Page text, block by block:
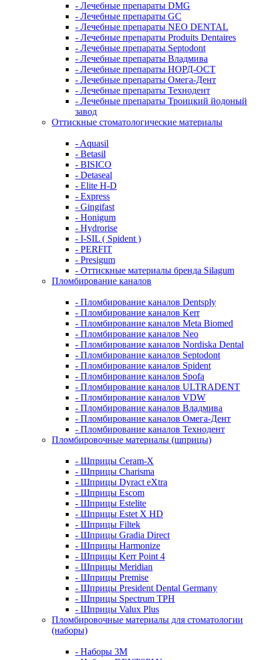
- Лечебные препараты DMG
- Лечебные препараты GC
- Лечебные препараты NEO DENTAL
- Лечебные препараты Produits Dentaires
- Лечебные препараты Septodont
- Лечебные препараты Владмива
- Лечебные препараты НОРД-ОСТ
- Лечебные препараты Омега-Дент
- Лечебные препараты Технодент
- Лечебные препараты Троицкий йодоный
завод
Оттискные стоматологические материалы
- Aquasil
- Betasil
- BISICO
- Detaseal
- Elite H-D
- Express
- Gingifast
- Honigum
- Hydrorise
- I-SIL ( Spident )
- PERFIT
- Presigum
- Оттискные материалы бренда Silagum
Пломбирование каналов
- Пломбирование каналов Dentsply
- Пломбирование каналов Kerr
- Пломбирование каналов Meta Biomed
- Пломбирование каналов Neo
- Пломбирование каналов Nordiska Dental
- Пломбирование каналов Septodont
- Пломбирование каналов Spident
- Пломбирование каналов Spofa
- Пломбирование каналов ULTRADENT
- Пломбирование каналов VDW
- Пломбирование каналов Владмива
- Пломбирование каналов Омега-Дент
- Пломбирование каналов Технодент
Пломбировочные материалы (шприцы)
- Шприцы Ceram-X
- Шприцы Charisma
- Шприцы Dyract eXtra
- Шприцы Escom
- Шприцы Estelite
- Шприцы Estet X HD
- Шприцы Filtek
- Шприцы Gradia Direct
- Шприцы Harmonize
- Шприцы Kerr Point 4
- Шприцы Meridian
- Шприцы Premise
- Шприцы President Dental Germany
- Шприцы Spectrum TPH
- Шприцы Valux Plus
Пломбировочные материалы для стоматологии
(наборы)
- Наборы 3М